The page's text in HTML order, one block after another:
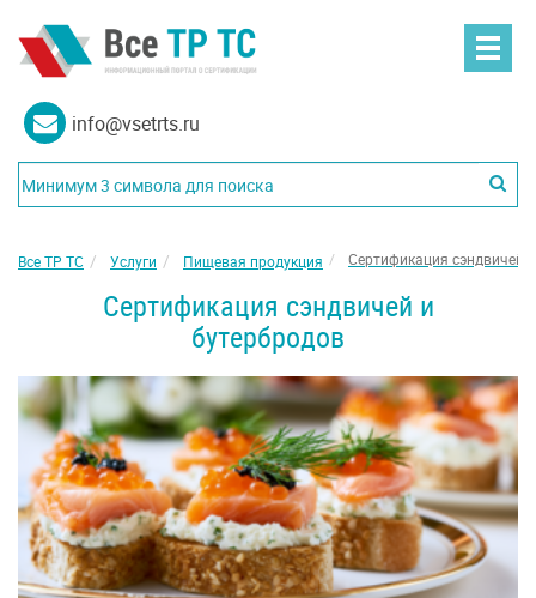
info@vsetrts.ru
Все ТР ТС Услуги Пищевая продукция Сертификация сэндвичей
Сертификация сэндвичей и
бутербродов